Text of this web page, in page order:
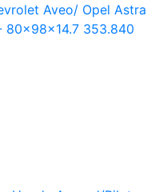
Aveo/ Opel Astra
80x98x14.7 353.840